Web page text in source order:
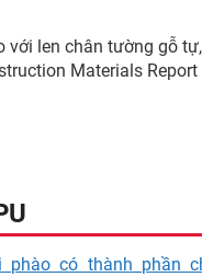
với len chân tường gỗ
Materials
có thành phần